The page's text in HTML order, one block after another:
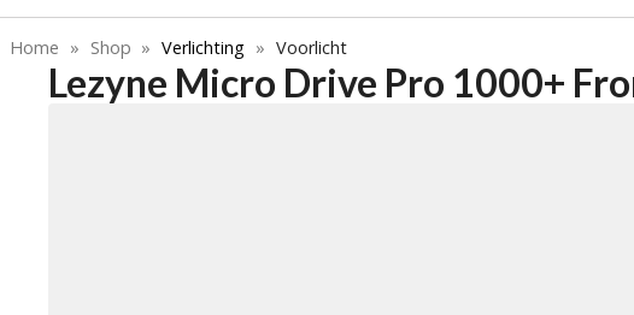
Home » Shop » Verlichting » Voorlicht
Lezyne Micro Drive Pro 1000+